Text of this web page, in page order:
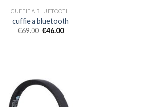
CUFFIE A BLUETOOTH
cuffie a bluetooth
€69.00 €46.00